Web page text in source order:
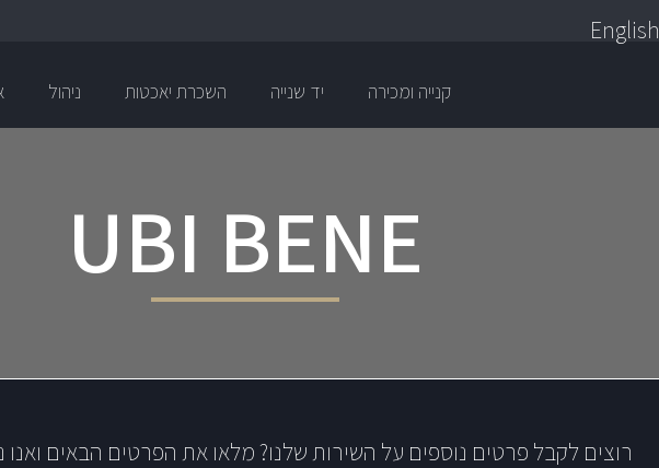
English
קנייה ומכירה יד שנייה השכרת יאכטות ניהול
UBI BENE
רוצים לקבל פרטים נוספים על השירות שלנו? מלאו את הפרטים הבאים